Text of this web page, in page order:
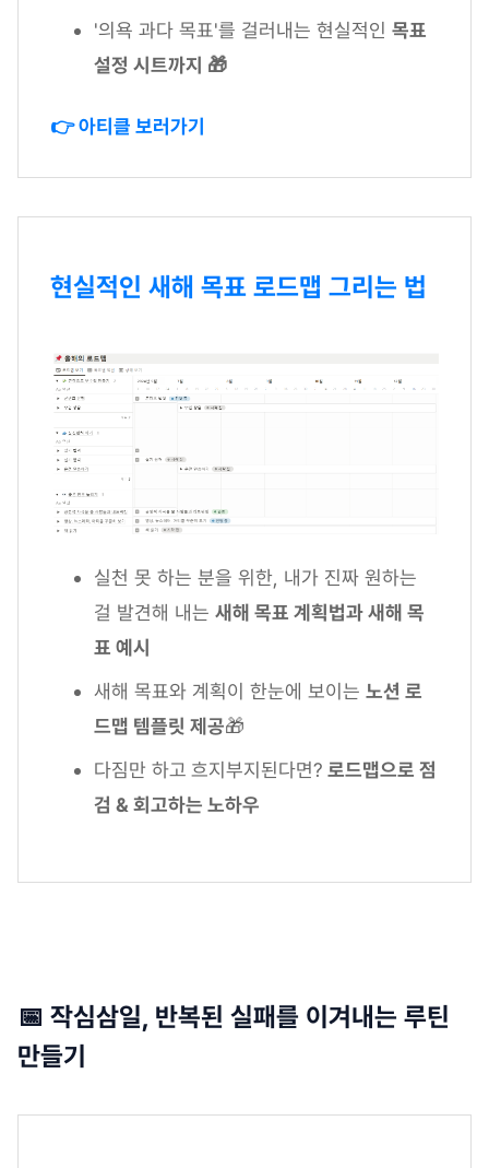
'의욕 과다 목표'를 걸러내는 현실적인 목표
설정 시트까지 🎁
👉 아티클 보러가기
현실적인 새해 목표 로드맵 그리는 법
실천 못 하는 분을 위한, 내가 진짜 원하는
걸 발견해 내는 새해 목표 계획법과 새해 목
표 예시
새해 목표와 계획이 한눈에 보이는 노션 로
드맵 템플릿 제공🎁
다짐만 하고 흐지부지된다면? 로드맵으로 점
검 & 회고하는 노하우
📅 작심삼일, 반복된 실패를 이겨내는 루틴
만들기